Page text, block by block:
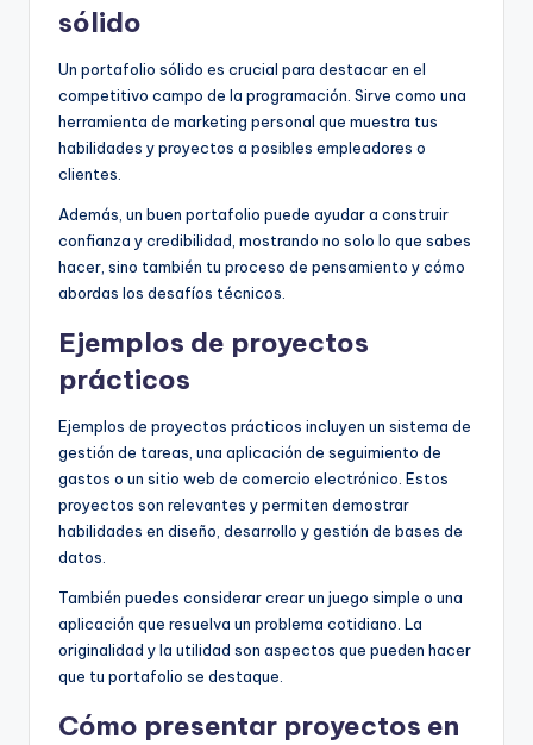
sólido
Un portafolio sólido es crucial para destacar en el
competitivo campo de la programación. Sirve como una
herramienta de marketing personal que muestra tus
habilidades y proyectos a posibles empleadores o
clientes.
Además, un buen portafolio puede ayudar a construir
confianza y credibilidad, mostrando no solo lo que sabes
hacer, sino también tu proceso de pensamiento y cómo
abordas los desafíos técnicos.
Ejemplos de proyectos
prácticos
Ejemplos de proyectos prácticos incluyen un sistema de
gestión de tareas, una aplicación de seguimiento de
gastos o un sitio web de comercio electrónico. Estos
proyectos son relevantes y permiten demostrar
habilidades en diseño, desarrollo y gestión de bases de
datos.
También puedes considerar crear un juego simple o una
aplicación que resuelva un problema cotidiano. La
originalidad y la utilidad son aspectos que pueden hacer
que tu portafolio se destaque.
Cómo presentar proyectos en